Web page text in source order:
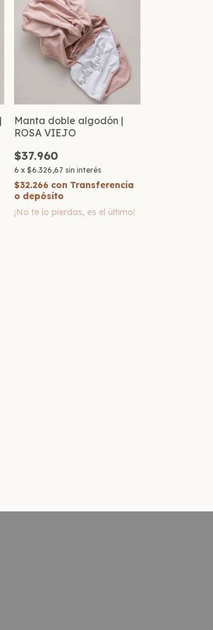
Manta doble algodón |
ROSA VIEJO
$37.960
6 x $6.326,67 sin interés
$32.266 con Transferencia
o depósito
¡No te lo pierdas, es el último!